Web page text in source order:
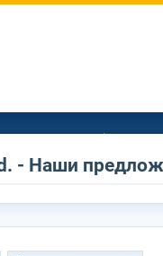
- Наши